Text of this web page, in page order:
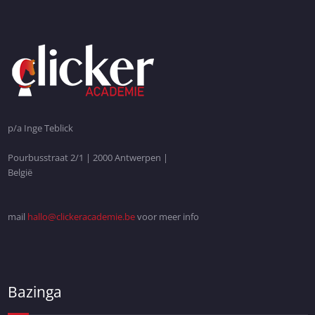
p/a Inge Teblick
Pourbusstraat 2/1 | 2000 Antwerpen |
België
mail hallo@clickeracademie.bevoor meer info
Bazinga